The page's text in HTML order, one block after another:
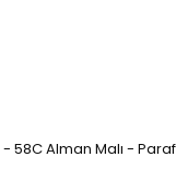
58C Alman Malı -